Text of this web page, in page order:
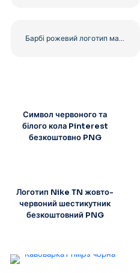
Символ червоного та
білого кола Pinterest
безкоштовно PNG
Логотип Nike TN жовто-
червоний шестикутник
безкоштовний PNG